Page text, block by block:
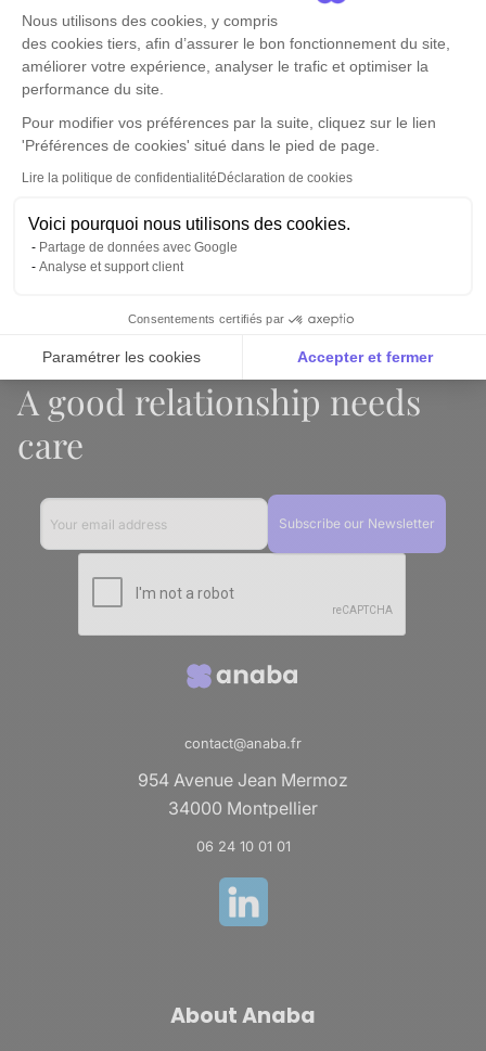
Nous utilisons des cookies, y compris
des cookies tiers, afin d’assurer le bon fonctionnement du site,
améliorer votre expérience, analyser le trafic et optimiser la
performance du site.
Pour modifier vos préférences par la suite, cliquez sur le lien
'Préférences de cookies' situé dans le pied de page.
Lire la politique de confidentialité Déclaration de cookies
Voici pourquoi nous utilisons des cookies.
Partage de données avec Google
Analyse et support client
Consentements certifiés par
Paramétrer les cookies Accepter et fermer
Axeptio consent
Plateforme de Gestion du Consentement :
Notre plateforme vous permet d'adapter et de gérer
Rates
resources
A good relationship needs
care
contact@anaba.fr
954 Avenue Jean Mermoz
34000 Montpellier
06 24 10 01 01
About Anaba